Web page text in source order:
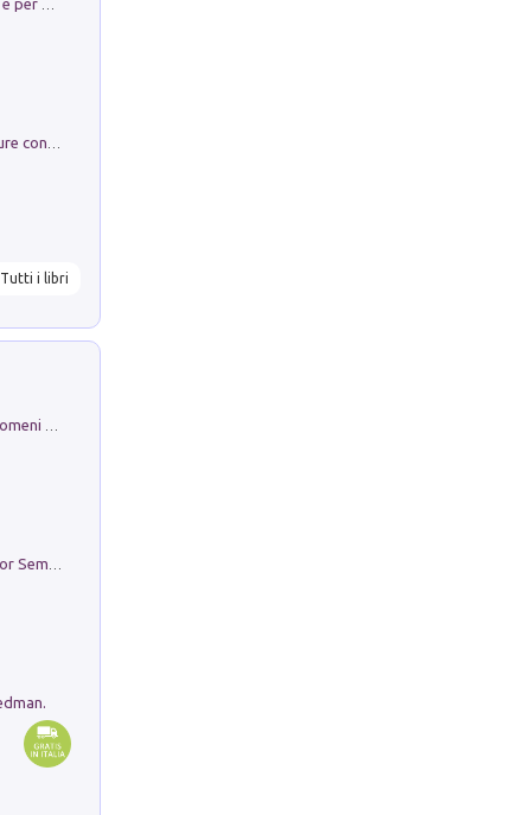
Tutti i libri